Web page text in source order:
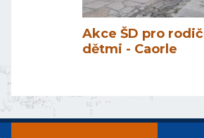
Akce ŠD pro
dětmi - Caorle